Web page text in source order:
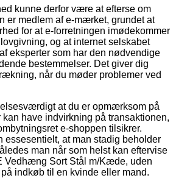
kunne derfor være at efterse om
er medlem af e-mærket, grundet at
for at e-forretningen imødekommer
og at internet selskabet
eksperter som har den nødvendige
bestemmelser. Det giver dig
når du møder problemer ved
at du er opmærksom på
have indvirkning på transaktionen,
e-shoppen tilsikrer.
essesentielt, at man stadig beholder
man når som helst kan eftervise
Vedhæng Sort Stål m/Kæde, uden
indkøb til en kvinde eller mand.